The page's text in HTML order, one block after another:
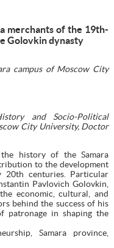
merchants of the 19th-
Golovkin dynasty
campus of Moscow City
and Socio-Political
City University, Doctor
history of the Samara
to the development
centuries. Particular
Pavlovich Golovkin,
economic, cultural, and
behind the success of his
patronage in shaping the
Samara province,